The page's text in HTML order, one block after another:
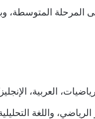
المرحلة المتوسطة،
العربية،
واللغة